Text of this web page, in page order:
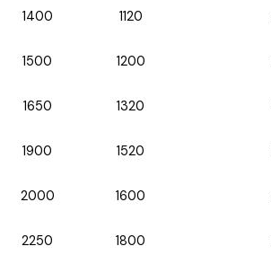
1400 1120
1500 1200
1650 1320
1900 1520
2000 1600
2250 1800